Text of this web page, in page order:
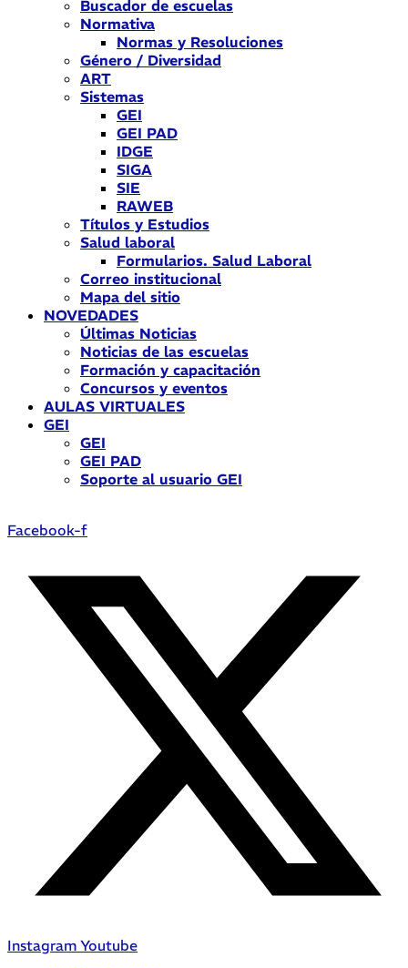
Buscador de escuelas
Normativa
Normas y Resoluciones
Género / Diversidad
ART
Sistemas
GEI
GEI PAD
IDGE
SIGA
SIE
RAWEB
Títulos y Estudios
Salud laboral
Formularios. Salud Laboral
Correo institucional
Mapa del sitio
NOVEDADES
Últimas Noticias
Noticias de las escuelas
Formación y capacitación
Concursos y eventos
AULAS VIRTUALES
GEI
GEI
GEI PAD
Soporte al usuario GEI
Facebook-f
Instagram Youtube